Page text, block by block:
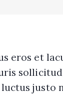
eros et
justo